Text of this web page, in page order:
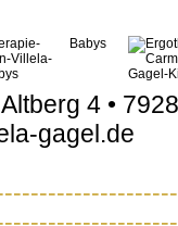
Babys
4 •
gagel.de